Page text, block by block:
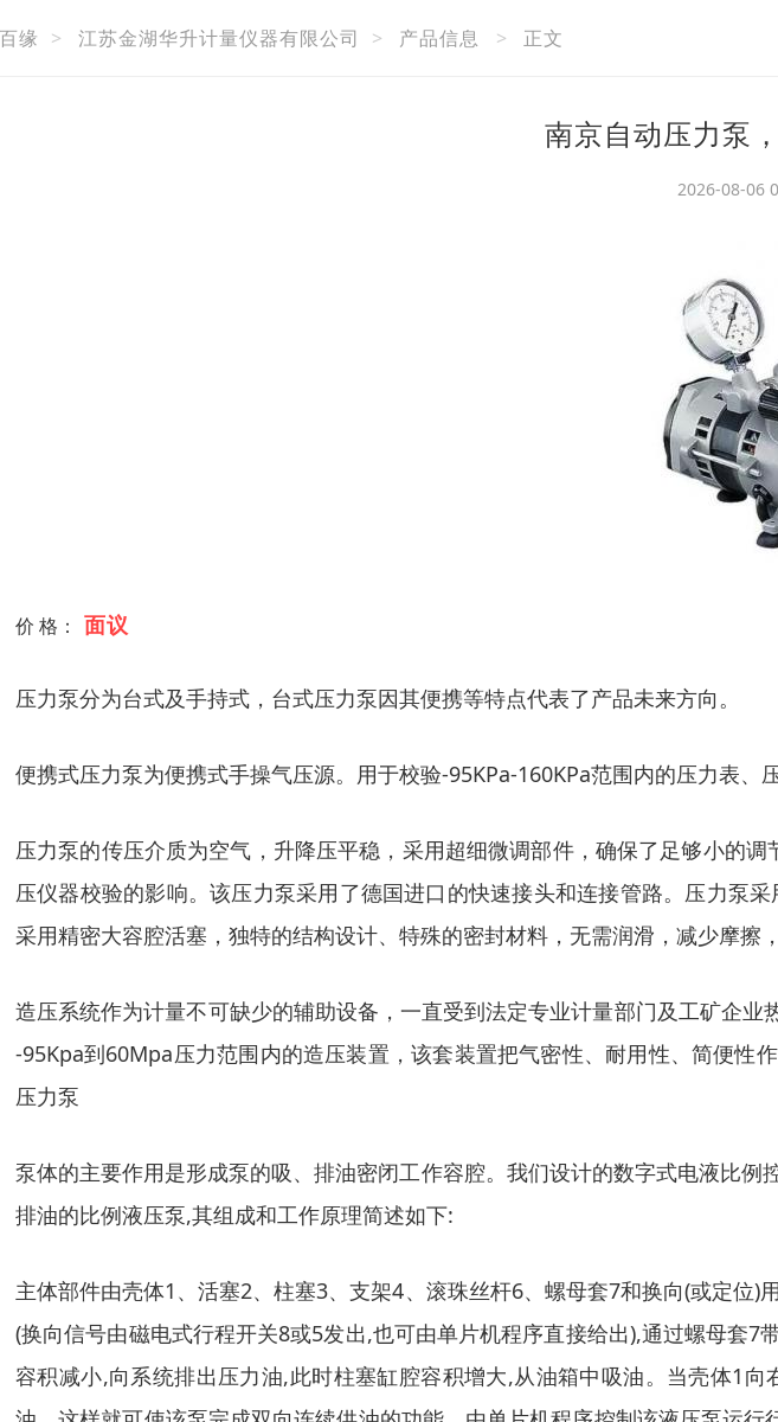
缘 > 江苏金湖华升计量仪器有限公司 > 产品信息 > 正文
南京自动压力泵
2026-08-06
价 格： 面议
压力泵分为台式及手持式，台式压力泵因其便携等特点代表了产品未来方向。
便携式压力泵为便携式手操气压源。用于校验-95KPa-160KPa范围内的压力表、
压力泵的传压介质为空气，升降压平稳，采用超细微调部件，确保了足够小的
压仪器校验的影响。该压力泵采用了德国进口的快速接头和连接管路。压力泵
采用精密大容腔活塞，独特的结构设计、特殊的密封材料，无需润滑，减少摩擦
造压系统作为计量不可缺少的辅助设备，一直受到法定专业计量部门及工矿企
-95Kpa到60Mpa压力范围内的造压装置，该套装置把气密性、耐用性、简便
压力泵
泵体的主要作用是形成泵的吸、排油密闭工作容腔。我们设计的数字式电液比例
排油的比例液压泵,其组成和工作原理简述如下:
主体部件由壳体1、活塞2、柱塞3、支架4、滚珠丝杆6、螺母套7和换向(或定位
(换向信号由磁电式行程开关8或5发出,也可由单片机程序直接给出),通过螺母套
容积减小,向系统排出压力油,此时柱塞缸腔容积增大,从油箱中吸油。当壳体1